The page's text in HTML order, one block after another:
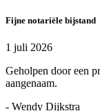
Fijne notariële bijstand
1 juli 2026
Geholpen door een
aangenaam.
- Wendy Dijkstra